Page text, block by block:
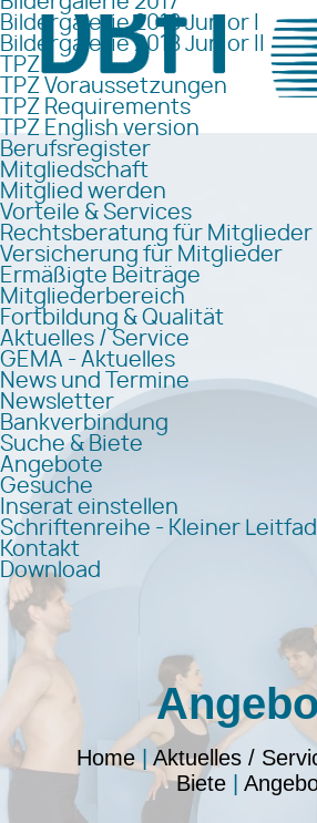
Bildergalerie 2018 Junior I
Bildergalerie 2018 Junior II
TPZ
TPZ Voraussetzungen
TPZ Requirements
TPZ English version
Berufsregister
Mitgliedschaft
Mitglied werden
Vorteile & Services
Rechtsberatung für Mitglieder
Versicherung für Mitglieder
Ermäßigte Beiträge
Mitgliederbereich
Fortbildung & Qualität
Aktuelles / Service
GEMA - Aktuelles
News und Termine
Newsletter
Bankverbindung
Suche & Biete
Angebote
Gesuche
Inserat einstellen
Schriftenreihe - Kleiner
Kontakt
Download
Home| Aktuelles /
Biete|